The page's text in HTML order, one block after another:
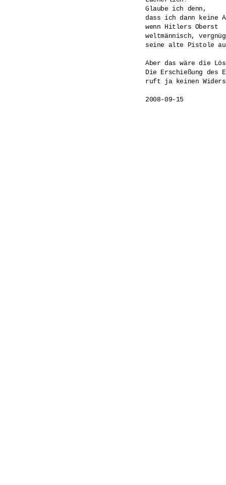
Glaube ich denn,
dass ich dann keine
wenn Hitlers Oberst
weltmännisch,
seine alte Pistole
Aber das wäre die
Die Erschießung des
ruft ja keinen
2008-09-15